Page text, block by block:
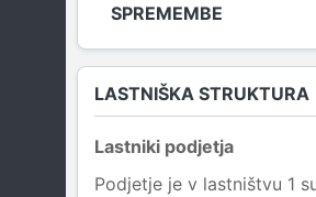
SPREMEMBE
LASTNIŠKA STRUKTURA
Lastniki podjetja
Podjetje je v lastništvu 1